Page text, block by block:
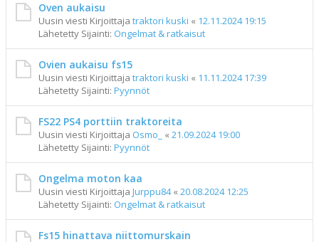
Oven aukaisu
Uusin viesti Kirjoittaja traktori kuski « 12.11.2024 19:15
Lähetetty Sijainti: Ongelmat & ratkaisut
Ovien aukaisu fs15
Uusin viesti Kirjoittaja traktori kuski « 11.11.2024 17:39
Lähetetty Sijainti: Pyynnöt
FS22 PS4 porttiin traktoreita
Uusin viesti Kirjoittaja Osmo_ « 21.09.2024 19:00
Lähetetty Sijainti: Pyynnöt
Ongelma moton kaa
Uusin viesti Kirjoittaja Jurppu84« 20.08.2024 12:25
Lähetetty Sijainti: Ongelmat & ratkaisut
Fs15 hinattava niittomurskain